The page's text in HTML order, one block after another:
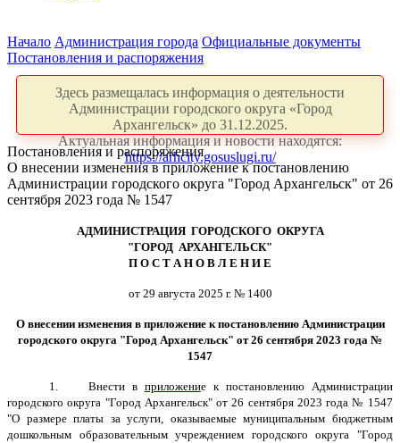
Начало Администрация города Официальные документы
Постановления и распоряжения
Здесь размещалась информация о деятельности
Администрации городского округа «Город
Архангельск» до 31.12.2025.
Актуальная информация и новости находятся:
https://arhcity.gosuslugi.ru/
Постановления и распоряжения
О внесении изменения в приложение к постановлению
Администрации городского округа "Город Архангельск" от 26
сентября 2023 года № 1547
АДМИНИСТРАЦИЯ ГОРОДСКОГО ОКРУГА
"ГОРОД АРХАНГЕЛЬСК"
П О С Т А Н О В Л Е Н И Е
от 29 августа 2025 г. № 1400
О внесении изменения в приложение к постановлению Администрации
городского округа "Город Архангельск" от 26 сентября 2023 года №
1547
1. Внести в приложение к постановлению Администрации
городского округа "Город Архангельск" от 26 сентября 2023 года № 1547
"О размере платы за услуги, оказываемые муниципальным бюджетным
дошкольным образовательным учреждением городского округа "Город